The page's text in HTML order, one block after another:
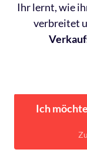
Ihr lernt, wie
verbreitet
Ich